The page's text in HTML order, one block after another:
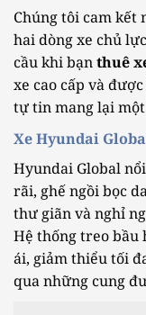
Chúng tôi cam kết
hai dòng xe chủ
cầu khi bạnthuê
xe cao cấp và
tự tin mang lại
Xe Hyundai
Hyundai Global
rãi, ghế ngồi bọc
thư giãn và nghỉ
Hệ thống treo bầu
ái, giảm thiểu tối
qua những cung